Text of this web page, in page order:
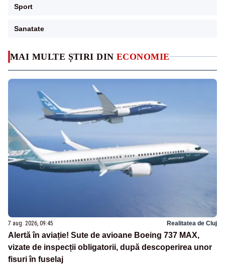
MAI MULTE ȘTIRI DIN ECONOMIE
7 aug. 2026, 09:45 Realitatea de Cluj
Alertă în aviație! Sute de avioane Boeing 737 MAX,
vizate de inspecții obligatorii, după descoperirea unor
fisuri în fuselaj
Sport
Sanatate